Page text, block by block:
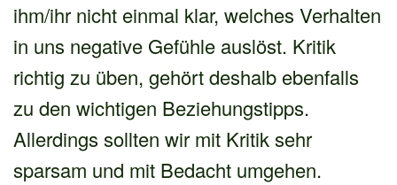
ihm/ihr nicht einmal klar, welches Verhalten
in uns negative Gefühle auslöst. Kritik
richtig zu üben, gehört deshalb ebenfalls
zu den wichtigen Beziehungstipps.
Allerdings sollten wir mit Kritik sehr
sparsam und mit Bedacht umgehen.